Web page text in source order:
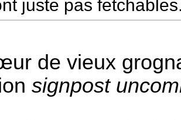
juste pas
de vieux
signpost